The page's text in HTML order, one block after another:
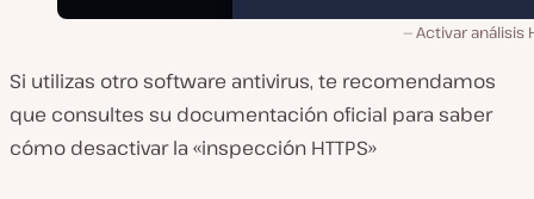
Activar análisis
Si utilizas otro software antivirus, te recomendamos
que consultes su documentación oficial para saber
cómo desactivar la «inspección HTTPS»